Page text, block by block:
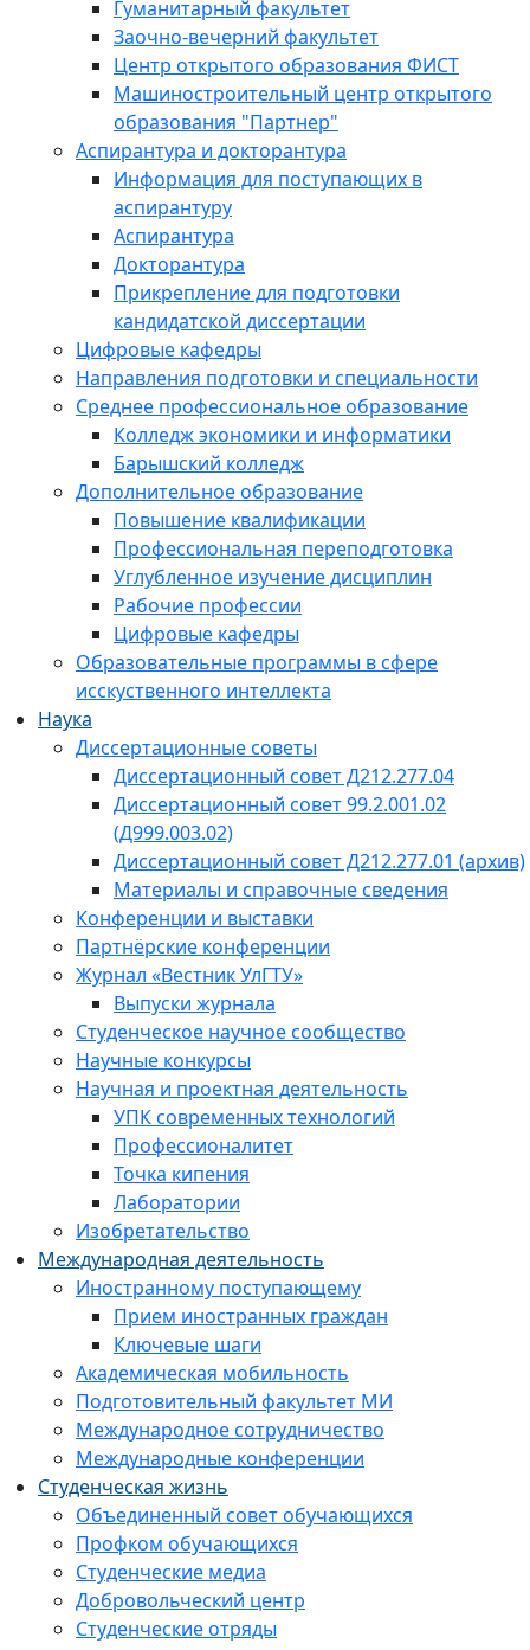
Гуманитарный факультет
Заочно-вечерний факультет
Центр открытого образования ФИСТ
Машиностроительный центр открытого
образования "Партнер"
Аспирантура и докторантура
Информация для поступающих в
аспирантуру
Аспирантура
Докторантура
Прикрепление для подготовки
кандидатской диссертации
Цифровые кафедры
Направления подготовки и специальности
Среднее профессиональное образование
Колледж экономики и информатики
Барышский колледж
Дополнительное образование
Повышение квалификации
Профессиональная переподготовка
Углубленное изучение дисциплин
Рабочие профессии
Цифровые кафедры
Образовательные программы в сфере
исскуственного интеллекта
Наука
Диссертационные советы
Диссертационный совет Д212.277.04
Диссертационный совет 99.2.001.02
(Д999.003.02)
Диссертационный совет Д212.277.01 (архив)
Материалы и справочные сведения
Конференции и выставки
Партнёрские конференции
Журнал «Вестник УлГТУ»
Выпуски журнала
Студенческое научное сообщество
Научные конкурсы
Научная и проектная деятельность
УПК современных технологий
Профессионалитет
Точка кипения
Лаборатории
Изобретательство
Международная деятельность
Иностранному поступающему
Прием иностранных граждан
Ключевые шаги
Академическая мобильность
Подготовительный факультет МИ
Международное сотрудничество
Международные конференции
Студенческая жизнь
Объединенный совет обучающихся
Профком обучающихся
Студенческие медиа
Добровольческий центр
Студенческие отряды